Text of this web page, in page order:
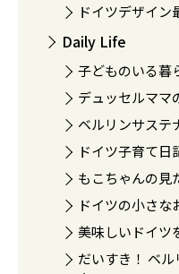
ドイツデザイン
Daily Life
子どものいる暮
デュッセルママ
ベルリンサステ
ドイツ子育て日
もこちゃんの見
ドイツの小さな
美味しいドイツ
だいすき！ ベ